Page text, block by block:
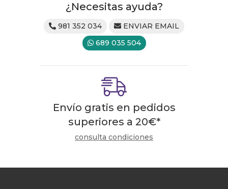
¿Necesitas ayuda?
981 352 034
ENVIAR EMAIL
689 035 504
Envío gratis en pedidos
superiores a 20€*
consulta condiciones